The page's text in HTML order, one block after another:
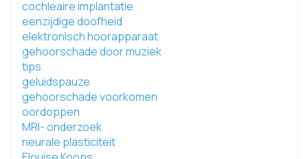
cochleaire implantatie
eenzijdige doofheid
elektronisch hoorapparaat
gehoorschade door muziek
tips
geluidspauze
gehoorschade voorkomen
oordoppen
MRI- onderzoek
neurale plasticiteit